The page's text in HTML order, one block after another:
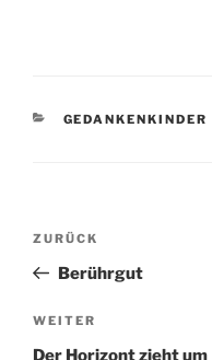
KATEGORIEN
GEDANKENKINDER
Beitragsnavigation
Vorheriger
Beitrag
ZURÜCK
Berührgut
Nächster
Beitrag
WEITER
Der Horizont zieht um